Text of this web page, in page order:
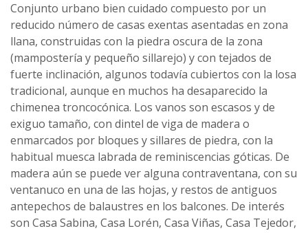
Conjunto urbano bien cuidado compuesto por un
reducido número de casas exentas asentadas en zona
llana, construidas con la piedra oscura de la zona
(mampostería y pequeño sillarejo) y con tejados de
fuerte inclinación, algunos todavía cubiertos con la losa
tradicional, aunque en muchos ha desaparecido la
chimenea troncocónica. Los vanos son escasos y de
exiguo tamaño, con dintel de viga de madera o
enmarcados por bloques y sillares de piedra, con la
habitual muesca labrada de reminiscencias góticas. De
madera aún se puede ver alguna contraventana, con su
ventanuco en una de las hojas, y restos de antiguos
antepechos de balaustres en los balcones. De interés
son Casa Sabina, Casa Lorén, Casa Viñas, Casa Tejedor,